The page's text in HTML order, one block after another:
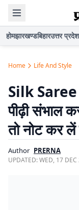
होमझारखण्डबिहारउत्तर प्रदेश
Home Life And Style
Silk Saree
पीढ़ी संभाल
तो नोट कर
Author PRERNA
UPDATED:WED, 17